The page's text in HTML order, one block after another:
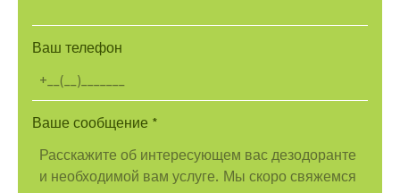
Ваш телефон
Ваше сообщение *